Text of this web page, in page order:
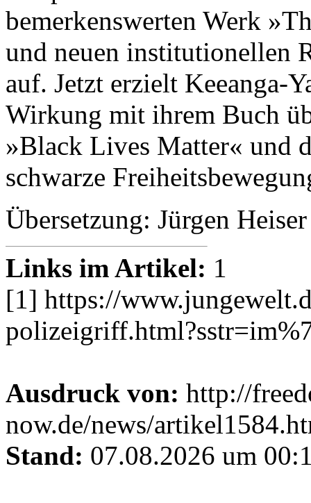
bemerkenswerten Werk
und neuen institutionellen
auf. Jetzt erzielt Keeanga-
Wirkung mit ihrem Buch
»Black Lives Matter« und
schwarze
Übersetzung: Jürgen Heiser
Links im Artikel: 1
[1] https://
Ausdruck von: http://
now.de/news/
Stand: 07.08.2026 um